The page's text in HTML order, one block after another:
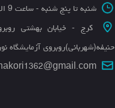
شنبه تا پنج شنبه - ساعت 9 الی 21
حنیفه(شهربانی)روبروی آزمایشگاه